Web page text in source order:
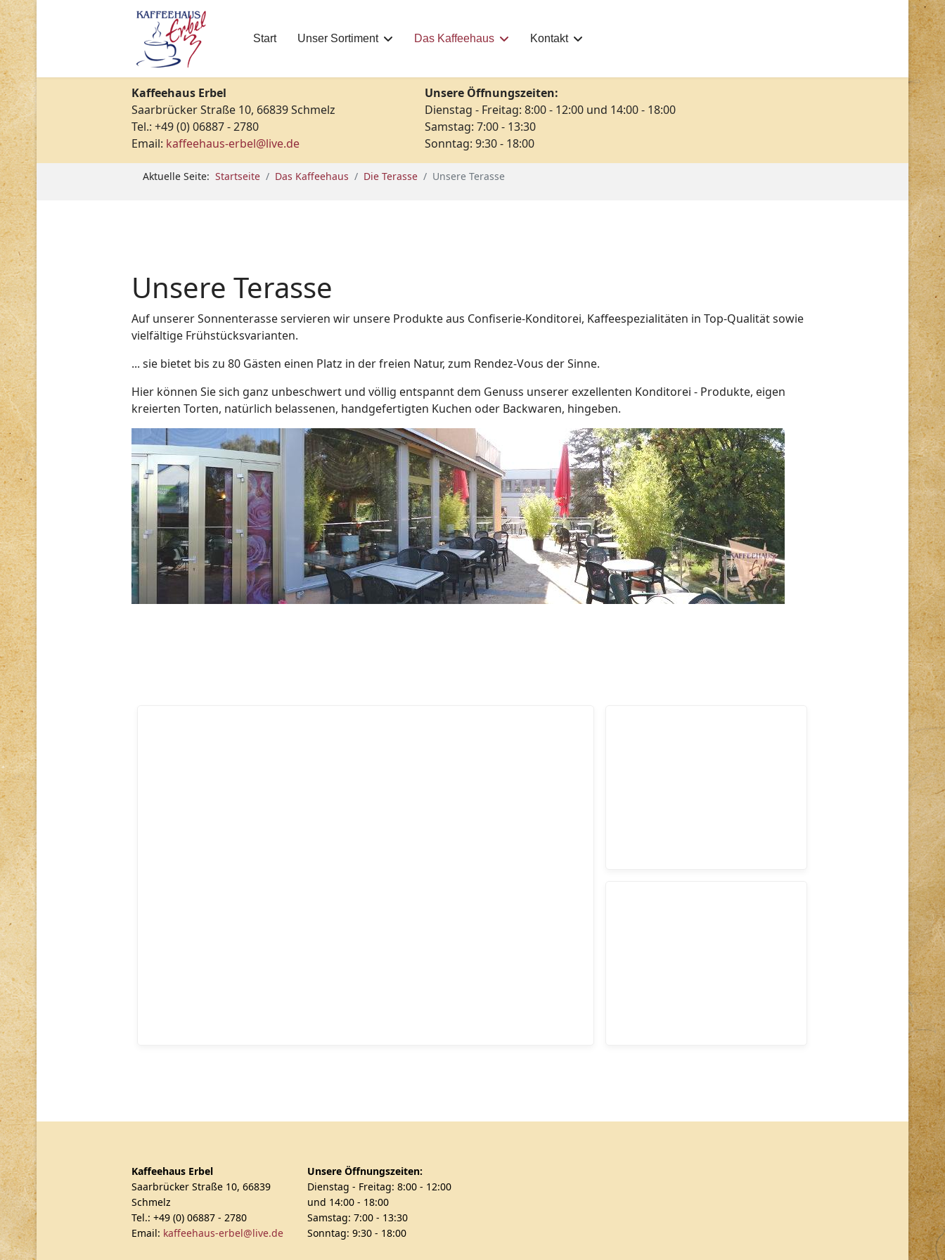
Start Unser Sortiment Das Kaffeehaus Kontakt
Kaffeehaus Erbel
Saarbrücker Straße 10, 66839 Schmelz
Tel.: +49 (0) 06887 - 2780
Email: kaffeehaus-erbel@live.de
Unsere Öffnungszeiten:
Dienstag - Freitag: 8:00 - 12:00 und 14:00 - 18:00
Samstag: 7:00 - 13:30
Sonntag: 9:30 - 18:00
Aktuelle Seite: Startseite Das Kaffeehaus Die Terasse Unsere Terasse
Unsere Terasse
Auf unserer Sonnenterasse servieren wir unsere Produkte aus Confiserie-Konditorei, Kaffeespezialitäten in Top-Qualität sowie
vielfältige Frühstücksvarianten.
... sie bietet bis zu 80 Gästen einen Platz in der freien Natur, zum Rendez-Vous der Sinne.
Hier können Sie sich ganz unbeschwert und völlig entspannt dem Genuss unserer exzellenten Konditorei - Produkte, eigen
kreierten Torten, natürlich belassenen, handgefertigten Kuchen oder Backwaren, hingeben.
Kaffeehaus Erbel
Saarbrücker Straße 10, 66839
Schmelz
Tel.: +49 (0) 06887 - 2780
Email: kaffeehaus-erbel@live.de
Unsere Öffnungszeiten:
Dienstag - Freitag: 8:00 - 12:00
und 14:00 - 18:00
Samstag: 7:00 - 13:30
Sonntag: 9:30 - 18:00